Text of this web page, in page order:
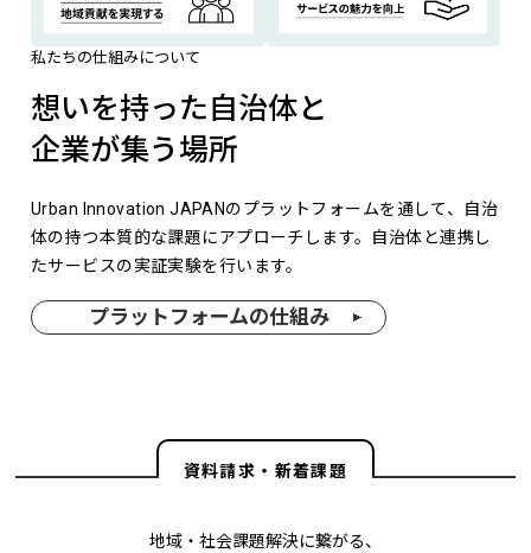
私たちの仕組みについて
想いを持った自治体と
企業が集う場所
Urban Innovation JAPANのプラットフォームを通して、自治
体の持つ本質的な課題にアプローチします。自治体と連携し
たサービスの実証実験を行います。
プラットフォームの仕組み
資料請求・新着課題
地域・社会課題解決に繋がる、